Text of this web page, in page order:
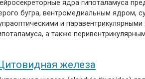
ядра гипоталамуса
бугра, вентромедиальным ядром,
и
а также
железа